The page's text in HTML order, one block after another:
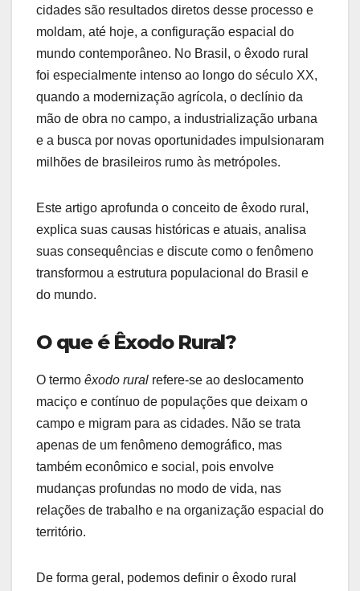
cidades são resultados diretos desse processo e
moldam, até hoje, a configuração espacial do
mundo contemporâneo. No Brasil, o êxodo rural
foi especialmente intenso ao longo do século XX,
quando a modernização agrícola, o declínio da
mão de obra no campo, a industrialização urbana
e a busca por novas oportunidades impulsionaram
milhões de brasileiros rumo às metrópoles.
Este artigo aprofunda o conceito de êxodo rural,
explica suas causas históricas e atuais, analisa
suas consequências e discute como o fenômeno
transformou a estrutura populacional do Brasil e
do mundo.
O que é Êxodo Rural?
O termo êxodo rural refere-se ao deslocamento
maciço e contínuo de populações que deixam o
campo e migram para as cidades. Não se trata
apenas de um fenômeno demográfico, mas
também econômico e social, pois envolve
mudanças profundas no modo de vida, nas
relações de trabalho e na organização espacial do
território.
De forma geral, podemos definir o êxodo rural